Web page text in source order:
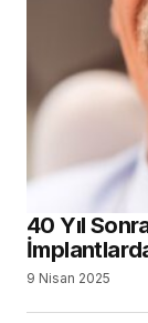
40 Yıl
9 Nisan 2025